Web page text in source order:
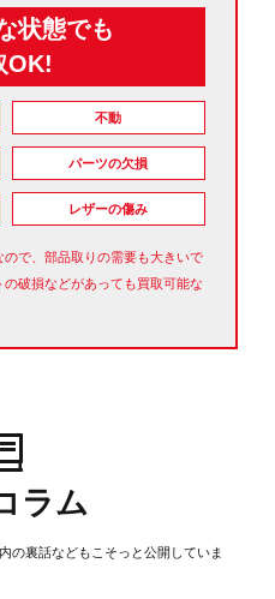
状態でも
OK!
不動
パーツの欠損
レザーの傷み
で、部品取りの需要も大きいで
破損などがあっても買取可能な
ラム
の裏話などもこそっと公開していま